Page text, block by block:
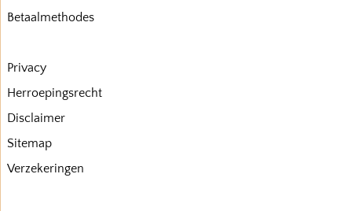
Betaalmethodes
Privacy
Herroepingsrecht
Disclaimer
Sitemap
Verzekeringen